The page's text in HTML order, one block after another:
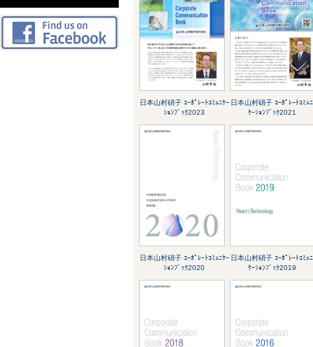
日本山村硝子 ｺｰﾎﾟﾚｰﾄｺﾐｭﾆｹｰ
ｼｮﾝﾌﾞｯｸ2023
日本山村硝子 ｺｰﾎﾟﾚｰﾄｺﾐｭﾆ
ｹｰｼｮﾝﾌﾞｯｸ2021
日本山村硝子 ｺｰﾎﾟﾚｰﾄｺﾐｭﾆｹｰ
ｼｮﾝﾌﾞｯｸ2020
日本山村硝子 ｺｰﾎﾟﾚｰﾄｺﾐｭﾆ
ｹｰｼｮﾝﾌﾞｯｸ2019